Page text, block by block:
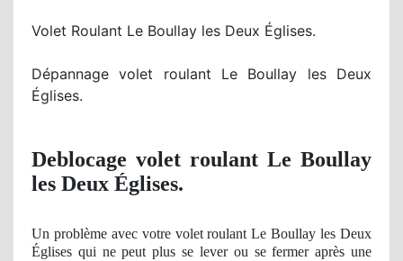
Volet Roulant Le Boullay les Deux Églises.
Dépannage volet roulant Le Boullay les Deux
Églises.
Deblocage volet roulant Le Boullay
les Deux Églises.
Un problème avec votre volet roulant Le Boullay les Deux
Églises qui ne peut plus se leverou sefermeraprès une